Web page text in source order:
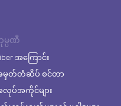
ပဏီ
အကြောင်း
တ်တံဆိပ် စင်တာ
ပ်အကိုင်များ